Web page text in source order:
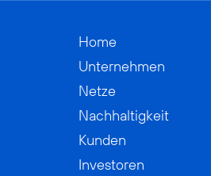
Home
Unternehmen
Netze
Nachhaltigkeit
Kunden
Investoren